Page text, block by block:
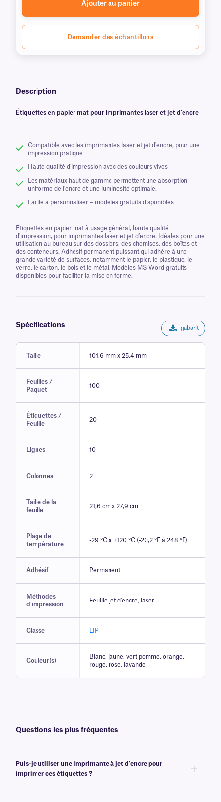
Ajouter au panier
Demander des échantillons
Description
Étiquettes en papier mat pour imprimantes laser et jet d'encre
Compatible avec les imprimantes laser et jet d'encre, pour une
impression pratique
Haute qualité d'impression avec des couleurs vives
Les matériaux haut de gamme permettent une absorption
uniforme de l'encre et une luminosité optimale.
Facile à personnaliser – modèles gratuits disponibles
Étiquettes en papier mat à usage général, haute qualité
d'impression, pour imprimantes laser et jet d'encre. Idéales pour une
utilisation au bureau sur des dossiers, des chemises, des boîtes et
des conteneurs. Adhésif permanent puissant qui adhère à une
grande variété de surfaces, notamment le papier, le plastique, le
verre, le carton, le bois et le métal. Modèles MS Word gratuits
disponibles pour faciliter la mise en forme.
Spécifications gabarit
Taille 101,6 mm x 25,4 mm
Feuilles /
Paquet
100
Étiquettes /
Feuille
20
Lignes 10
Colonnes 2
Taille de la
feuille
21,6 cm x 27,9 cm
Plage de
température
-29 °C à +120 °C (-20,2 °F à 248 °F)
Adhésif Permanent
Méthodes
d'impression
Feuille jet d'encre, laser
Classe LIP
Couleur(s)
Blanc, jaune, vert pomme, orange,
rouge, rose, lavande
Questions les plus fréquentes
Puis-je utiliser une imprimante à jet d'encre pour
imprimer ces étiquettes ?